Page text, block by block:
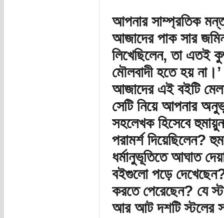
আপনার সাম্প্রতিক
আজাদের পাক সার
লিখেছিলেন, তা এতই
মৌলবাদী হতে হয়
আজাদের এই বইটি
সেটি নিয়ে আপনার
সহলেখক হিসেবে
পরামর্শ দিয়েছিলেন?
ধর্মানুভূতিতে আঘাত
বইগুলো পড়ে
করতে পেরেছেন? যে
আর আট দশটি স্টলের